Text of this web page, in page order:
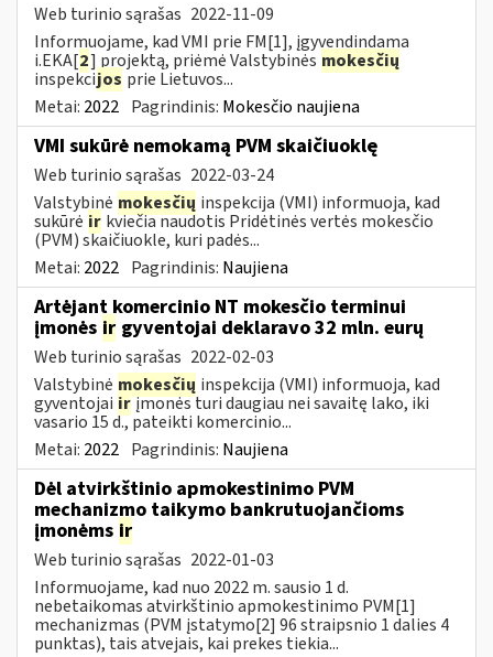
Web turinio sąrašas 2022-11-09
Informuojame, kad VMI prie FM[1], įgyvendindama
i.EKA[2] projektą, priėmė Valstybinės mokesčių
inspekcijos prie Lietuvos...
Metai: 2022 Pagrindinis: Mokesčio naujiena
VMI sukūrė nemokamą PVM skaičiuoklę
Web turinio sąrašas 2022-03-24
Valstybinė mokesčių inspekcija (VMI) informuoja, kad
sukūrė ir kviečia naudotis Pridėtinės vertės mokesčio
(PVM) skaičiuokle, kuri padės...
Metai: 2022 Pagrindinis: Naujiena
Artėjant komercinio NT mokesčio terminui
įmonės ir gyventojai deklaravo 32 mln. eurų
Web turinio sąrašas 2022-02-03
Valstybinė mokesčių inspekcija (VMI) informuoja, kad
gyventojai irįmonės turi daugiau nei savaitę lako, iki
vasario 15 d., pateikti komercinio...
Metai: 2022 Pagrindinis: Naujiena
Dėl atvirkštinio apmokestinimo PVM
mechanizmo taikymo bankrutuojančioms
įmonėms ir
Web turinio sąrašas 2022-01-03
Informuojame, kad nuo 2022 m. sausio 1 d.
nebetaikomas atvirkštinio apmokestinimo PVM[1]
mechanizmas (PVM įstatymo[2] 96 straipsnio 1 dalies 4
punktas), tais atvejais, kai prekes tiekia...